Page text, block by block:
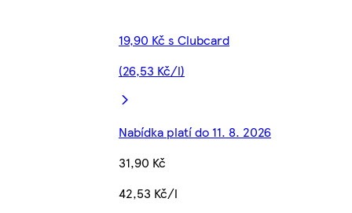
19,90 Kč s Clubcard
(26,53 Kč/l)
Nabídka platí do 11. 8. 2026
31,90 Kč
42,53 Kč/l